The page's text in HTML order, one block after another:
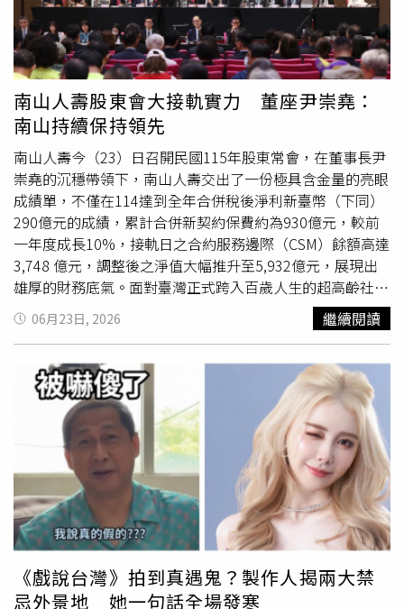
間應提前完成儲水作業，並關閉抽水機電源，以避免設備受
損或影響供水品質。各地停水時間及範圍仍可能依施工進度
調整，最新資訊仍以自來水公司官網停水公告查詢系統公布
內容為準。
能進行個別評估，務必先諮詢主治醫師與營養師，切勿盲目
跟風多吃肉。
傳出後，在片中飾演姐姐「古茶妹」的李淑楨也感性表示：
「這是莫大的榮耀，也是我的人生中，再次因這部電影獲得
感動！」除了演員真摯動人的演出外，由音樂大師陳揚操刀
的電影配樂與主題曲，不僅陪伴電影走入觀眾記憶，也成為
華語電影配樂中的經典作品。
南山人壽股東會大接軌實力 董座尹崇堯：
南山持續保持領先
南山人壽今（23）日召開民國115年股東常會，在董事長尹
崇堯的沉穩帶領下，南山人壽交出了一份極具含金量的亮眼
成績單，不僅在114達到全年合併稅後淨利新臺幣（下同）
290億元的成績，累計合併新契約保費約為930億元，較前
一年度成長10%，接軌日之合約服務邊際（CSM）餘額高達
3,748 億元，調整後之淨值大幅推升至5,932億元，展現出
雄厚的財務底氣。面對臺灣正式跨入百歲人生的超高齡社
會，董事長尹崇堯積極推動南山從傳統的「事後理賠」被動
角色，進化為促進保戶健康的關鍵，帶領南山人壽穩坐健康
第一品牌。 南山人壽董事長尹崇堯表示，114年對壽險業而
言是極具挑戰的一年，但南山人壽秉持保險初衷，穩定前
行。（圖片提供／南山人壽）南山人壽董事長尹崇堯在致股
東報告書中表示，面對全球經濟的波動與市場挑戰，對等關
稅議題衝擊、新臺幣匯率大幅波動等外在環境變數，114年
對壽險業而言是極具挑戰的一年。南山人壽秉持「誠信第一
服務至上」、「利他的初衷」、「溫暖的專業」、「開創的
勇氣」的企業價值，展現出高度的韌性及專業，在變局中依
然穩定前行，持續在業界保持領先地位。展望115年正式接
軌IFRS 17及ICS，面對關鍵的體質升級，將持續發揮保險職
能，在變局中穩住腳步，蓄積未來成長的能量。永續健康的
領航者，實踐四大承諾陪保戶迎戰百歲人生隨著臺灣正式邁
06月23日, 2026 繼續閱讀
《戲說台灣》拍到真遇鬼？製作人揭兩大禁
忌外景地 她一句話全場發寒